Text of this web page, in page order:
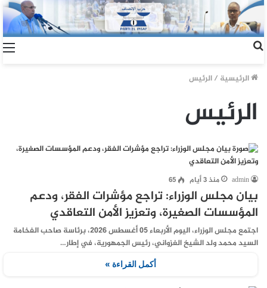
الرئيسية /الرئيس
الرئيس
admin منذ 3 أيام 65
بيان مجلس الوزراء: تراجع مؤشرات الفقر، ودعم
المؤسسات الصغيرة، وتعزيز الأمن التعاقدي
اجتمع مجلس الوزراء، اليوم الأربعاء 05 أغسطس 2026، برئاسة صاحب الفخامة
السيد محمد ولد الشيخ الغزواني، رئيس الجمهورية، في إطار…
أكمل القراءة »